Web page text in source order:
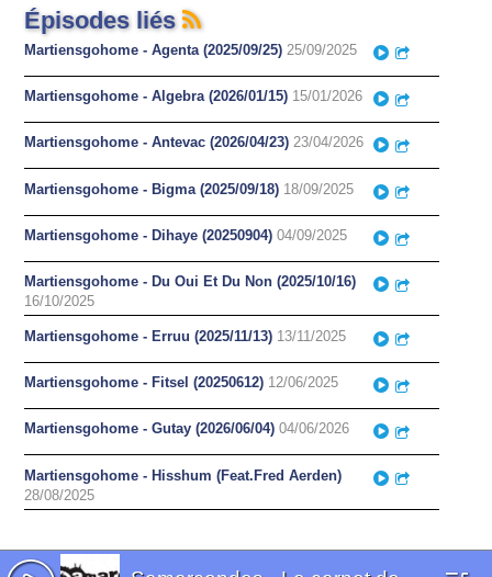
Épisodes liés
Martiensgohome - Agenta (2025/09/25) 25/09/2025 Play
Martiensgohome - Algebra (2026/01/15) 15/01/2026 Play
Martiensgohome - Antevac (2026/04/23) 23/04/2026 Play
Martiensgohome - Bigma (2025/09/18) 18/09/2025 Play
Martiensgohome - Dihaye (20250904) 04/09/2025 Play
Martiensgohome - Du Oui Et Du Non (2025/10/16)
16/10/2025
Play
Martiensgohome - Erruu (2025/11/13) 13/11/2025 Play
Martiensgohome - Fitsel (20250612) 12/06/2025 Play
Martiensgohome - Gutay (2026/06/04) 04/06/2026 Play
Martiensgohome - Hisshum (Feat.Fred Aerden)
28/08/2025
Play